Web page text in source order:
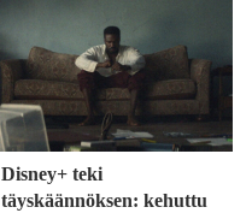
Disney+ teki
täyskäännöksen: kehuttu